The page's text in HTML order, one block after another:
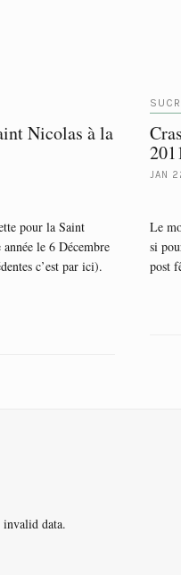
Nicolas à la
pour la Saint
le 6 Décembre
c’est par ici).
JAN
Le
si
post
invalid data.